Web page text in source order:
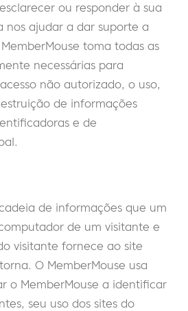
ou responder à sua
nos ajudar a dar suporte a
toma todas as
necessárias para
não autorizado, o uso,
de informações
e de
de informações que um
de um visitante e
visitante fornece ao site
O MemberMouse usa
o MemberMouse a identificar
seu uso dos sites do